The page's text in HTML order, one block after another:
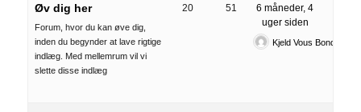
Øv dig her
Forum, hvor du kan øve dig,
inden du begynder at lave rigtige
indlæg. Med mellemrum vil vi
slette disse indlæg
20 51
6 måneder, 4
uger siden
Kjeld Vous Bonde